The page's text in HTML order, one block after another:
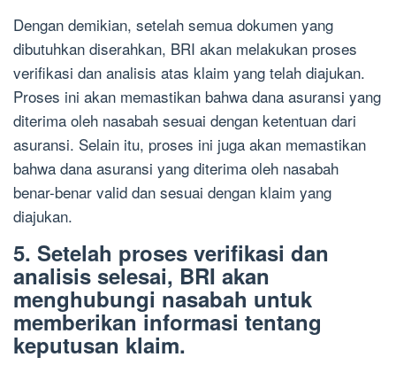
Dengan demikian, setelah semua dokumen yang
dibutuhkan diserahkan, BRI akan melakukan proses
verifikasi dan analisis atas klaim yang telah diajukan.
Proses ini akan memastikan bahwa dana asuransi yang
diterima oleh nasabah sesuai dengan ketentuan dari
asuransi. Selain itu, proses ini juga akan memastikan
bahwa dana asuransi yang diterima oleh nasabah
benar-benar valid dan sesuai dengan klaim yang
diajukan.
5. Setelah proses verifikasi dan
analisis selesai, BRI akan
menghubungi nasabah untuk
memberikan informasi tentang
keputusan klaim.